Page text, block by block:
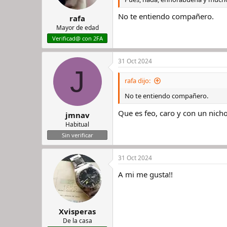
rafa
Mayor de edad
Verificad@ con 2FA
No te entiendo compañero.
J
jmnav
Habitual
Sin verificar
31 Oct 2024
rafa dijo:
No te entiendo compañero.
Que es feo, caro y con un
Xvisperas
De la casa
31 Oct 2024
A mi me gusta!!